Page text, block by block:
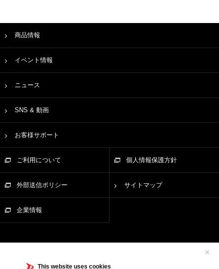
This website uses cookies
✕
商品情報
イベント情報
ニュース
SNS & 動画
お客様サポート
ご利用について 個人情報保護方針
外部送信ポリシー サイトマップ
企業情報